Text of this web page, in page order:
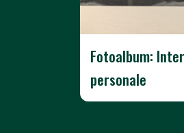
Fotoalbum:
personale